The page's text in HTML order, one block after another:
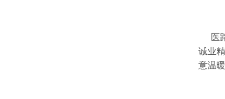
医
诚业
意温